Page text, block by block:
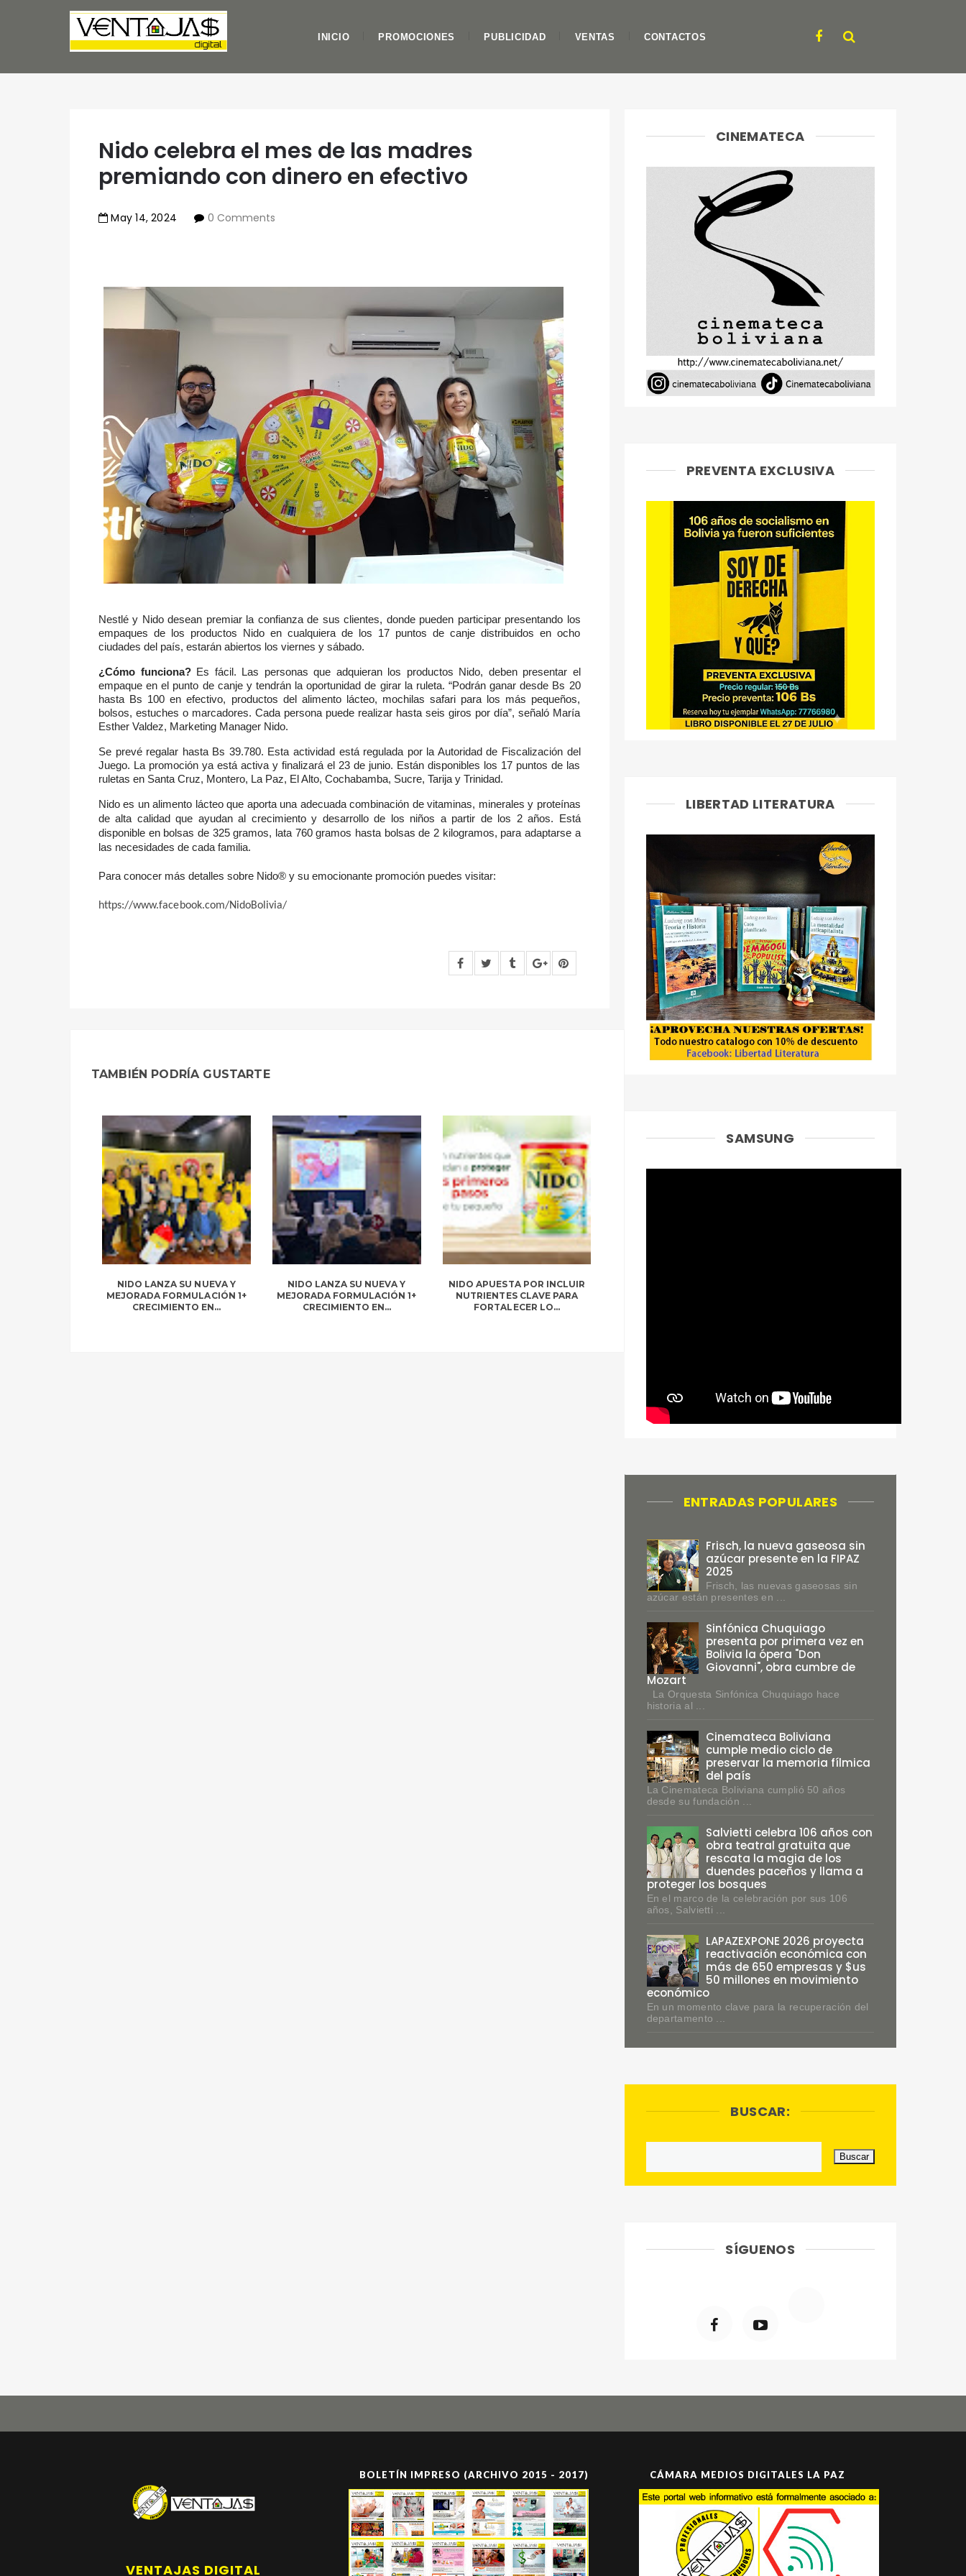
INICIO PROMOCIONES PUBLICIDAD VENTAS CONTACTOS
Nido celebra el mes de las madres
premiando con dinero en efectivo
May 14,2024 0 Comments
Nestlé y Nido desean premiar la confianza de sus clientes, donde pueden participar presentando los
empaques de los productos Nido en cualquiera de los 17 puntos de canje distribuidos en ocho
ciudades del país, estarán abiertos los viernes y sábado.
¿Cómo funciona?Es fácil. Las personas que adquieran los productos Nido, deben presentar el
empaque en el punto de canje y tendrán la oportunidad de girar la ruleta. “Podrán ganar desde Bs 20
hasta Bs 100 en efectivo, productos del alimento lácteo, mochilas safari para los más pequeños,
bolsos, estuches o marcadores. Cada persona puede realizar hasta seis giros por día”, señaló María
Esther Valdez, Marketing Manager Nido.
Se prevé regalar hasta Bs 39.780. Esta actividad está regulada por la Autoridad de Fiscalización del
Juego. La promoción ya está activa y finalizará el 23 de junio. Están disponibles los 17 puntos de las
ruletas en Santa Cruz, Montero, La Paz, El Alto, Cochabamba, Sucre, Tarija y Trinidad.
Nido es un alimento lácteo que aporta una adecuada combinación de vitaminas, minerales y proteínas
de alta calidad que ayudan al crecimiento y desarrollo de los niños a partir de los 2 años. Está
disponible en bolsas de 325 gramos, lata 760 gramos hasta bolsas de 2 kilogramos, para adaptarse a
las necesidades de cada familia.
Para conocer más detalles sobre Nido® y su emocionante promoción puedes visitar:
https://www.facebook.com/NidoBolivia/
TAMBIÉN PODRÍA GUSTARTE
NIDO LANZA SU NUEVA Y
MEJORADA FORMULACIÓN 1+
CRECIMIENTO EN...
NIDO LANZA SU NUEVA Y
MEJORADA FORMULACIÓN 1+
CRECIMIENTO EN...
NIDO APUESTA POR INCLUIR
NUTRIENTES CLAVE PARA
FORTALECER LO...
CINEMATECA
PREVENTA EXCLUSIVA
LIBERTAD LITERATURA
SAMSUNG
ENTRADAS POPULARES
Frisch, la nueva gaseosa sin
azúcar presente en la FIPAZ
2025
Frisch, las nuevas gaseosas sin
azúcar están presentes en ...
Sinfónica Chuquiago
presenta por primera vez en
Bolivia la ópera "Don
Giovanni", obra cumbre de
Mozart
La Orquesta Sinfónica Chuquiago hace
historia al ...
Cinemateca Boliviana
cumple medio ciclo de
preservar la memoria fílmica
del país
La Cinemateca Boliviana cumplió 50 años
desde su fundación ...
Salvietti celebra 106 años con
obra teatral gratuita que
rescata la magia de los
duendes paceños y llama a
proteger los bosques
En el marco de la celebración por sus 106
años, Salvietti ...
LAPAZEXPONE 2026 proyecta
reactivación económica con
más de 650 empresas y $us
50 millones en movimiento
económico
En un momento clave para la recuperación del
departamento ...
BUSCAR:
SÍGUENOS
VENTAJAS DIGITAL
BOLETÍN IMPRESO (ARCHIVO 2015 - 2017) CÁMARA MEDIOS DIGITALES LA PAZ